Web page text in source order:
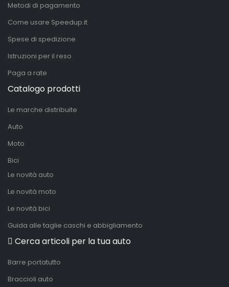
Metodi di pagamento
Come usare Speedup.it
Spese di spedizione
Istruzioni per il reso
Paga a rate
Catalogo prodotti
Le marche distribuite
Auto
Moto
Bici
Le novità auto
Le novità moto
Le novità bici
Guida alle taglie caschi e abbigliamento
Cerca articoli per la tua auto
Barre portatutto
Braccioli auto